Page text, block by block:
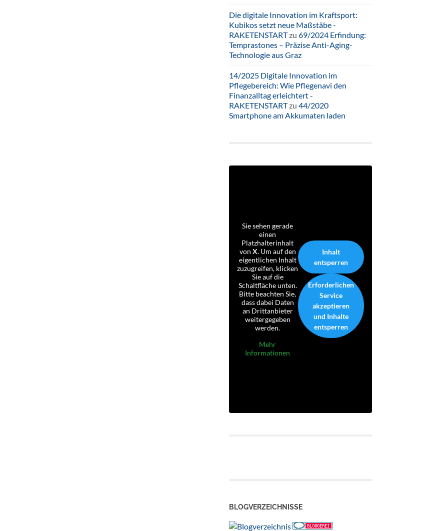
Die digitale Innovation im Kraftsport:
Kubikos setzt neue Maßstäbe -
RAKETENSTARTzu 69/2024 Erfindung:
Temprastones – Präzise Anti-Aging-
Technologie aus Graz
14/2025 Digitale Innovation im
Pflegebereich: Wie Pflegenavi den
Finanzalltag erleichtert -
RAKETENSTARTzu 44/2020
Smartphone am Akkumaten laden
Sie sehen gerade
einen
Platzhalterinhalt
von X. Um auf den
eigentlichen Inhalt
zuzugreifen, klicken
Sie auf die
Schaltfläche unten.
Bitte beachten Sie,
dass dabei Daten
an Drittanbieter
weitergegeben
werden.
Mehr
Informationen
Inhalt
entsperren
Erforderlichen
Service
akzeptieren
und Inhalte
entsperren
BLOGVERZEICHNISSE